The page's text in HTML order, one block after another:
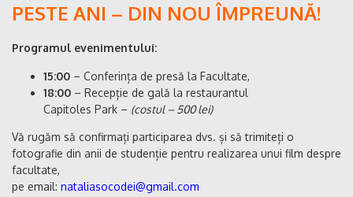
PESTE ANI – DIN NOU ÎMPREUNĂ!
Programul evenimentului:
15:00 – Conferința de presă la Facultate,
18:00 – Recepție de gală la restaurantul
Capitoles Park – (costul – 500 lei)
Vă rugăm să confirmați participarea dvs. și să trimiteți o
fotografie din anii de studenție pentru realizarea unui film despre
facultate,
pe email: nataliasocodei@gmail.com